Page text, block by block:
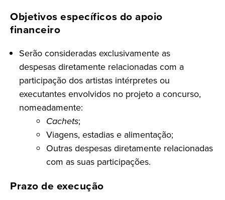
Objetivos específicos do apoio
financeiro
Serão consideradas exclusivamente as
despesas diretamente relacionadas com a
participação dos artistas intérpretes ou
executantes envolvidos no projeto a concurso,
nomeadamente:
Cachets;
Viagens, estadias e alimentação;
Outras despesas diretamente relacionadas
com as suas participações.
Prazo de execução